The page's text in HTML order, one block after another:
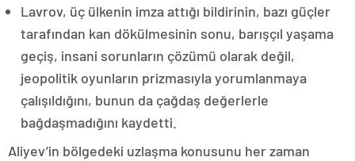
Lavrov, üç ülkenin imza attığı bildirinin, bazı güçler
tarafından kan dökülmesinin sonu, barışçıl yaşama
geçiş, insani sorunların çözümü olarak değil,
jeopolitik oyunların prizmasıyla yorumlanmaya
çalışıldığını, bunun da çağdaş değerlerle
bağdaşmadığını kaydetti.
Aliyev’in bölgedeki uzlaşma konusunu her zaman